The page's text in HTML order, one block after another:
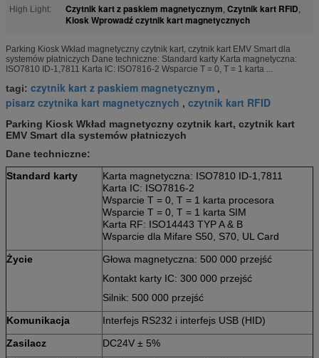
High Light:
Czytnik kart z paskiem magnetycznym, Czytnik kart RFID,
Kiosk Wprowadź czytnik kart magnetycznych
Parking Kiosk Wkład magnetyczny czytnik kart, czytnik kart EMV Smart dla
systemów płatniczych Dane techniczne: Standard karty Karta magnetyczna:
ISO7810 ID-1,7811 Karta IC: ISO7816-2 Wsparcie T = 0, T = 1 karta ...
tagi: czytnik kart z paskiem magnetycznym ,
pisarz czytnika kart magnetycznych , czytnik kart RFID
Parking Kiosk Wkład magnetyczny czytnik kart, czytnik kart
EMV Smart dla systemów płatniczych
Dane techniczne:
Standard karty
Karta magnetyczna: ISO7810 ID-1,7811
Karta IC: ISO7816-2
Wsparcie T = 0, T = 1 karta procesora
Wsparcie T = 0, T = 1 karta SIM
Karta RF: ISO14443 TYP A & B
Wsparcie dla Mifare S50, S70, UL Card
Życie
Głowa magnetyczna: 500 000 przejść
Kontakt karty IC: 300 000 przejść
Silnik: 500 000 przejść
Komunikacja
Interfejs RS232 i interfejs USB (HID)
Zasilacz
DC24V ± 5%